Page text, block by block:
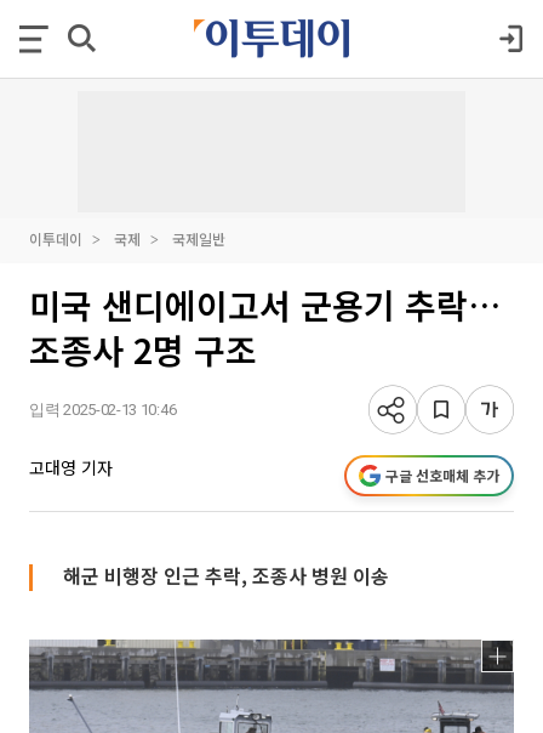
이투데이 국제 국제일반
미국 샌디에이고서 군용기 추락…
조종사 2명 구조
입력 2025-02-13 10:46
고대영 기자 구글 선호매체 추가
해군 비행장 인근 추락, 조종사 병원 이송